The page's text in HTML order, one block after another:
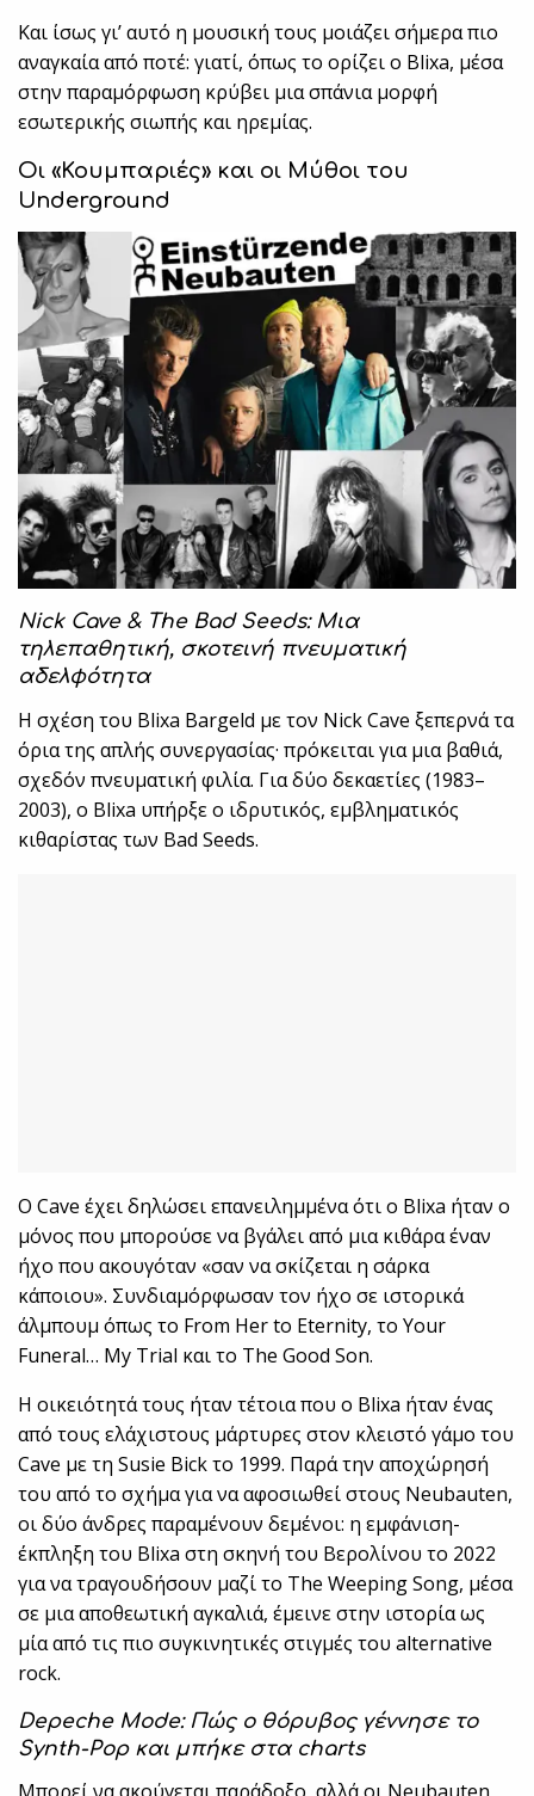
Και ίσως γι’ αυτό η μουσική τους μοιάζει σήμερα πιο
αναγκαία από ποτέ: γιατί, όπως το ορίζει ο Blixa, μέσα
στην παραμόρφωση κρύβει μια σπάνια μορφή
εσωτερικής σιωπής και ηρεμίας.
Οι «Κουμπαριές» και οι Μύθοι του
Underground
Nick Cave & The Bad Seeds: Μια
τηλεπαθητική, σκοτεινή πνευματική
αδελφότητα
Η σχέση του Blixa Bargeld με τον Nick Cave ξεπερνά τα
όρια της απλής συνεργασίας· πρόκειται για μια βαθιά,
σχεδόν πνευματική φιλία. Για δύο δεκαετίες (1983–
2003), ο Blixa υπήρξε ο ιδρυτικός, εμβληματικός
κιθαρίστας των Bad Seeds.
Ο Cave έχει δηλώσει επανειλημμένα ότι ο Blixa ήταν ο
μόνος που μπορούσε να βγάλει από μια κιθάρα έναν
ήχο που ακουγόταν «σαν να σκίζεται η σάρκα
κάποιου». Συνδιαμόρφωσαν τον ήχο σε ιστορικά
άλμπουμ όπως το From Her to Eternity, το Your
Funeral… My Trial και το The Good Son.
Η οικειότητά τους ήταν τέτοια που ο Blixa ήταν ένας
από τους ελάχιστους μάρτυρες στον κλειστό γάμο του
Cave με τη Susie Bick το 1999. Παρά την αποχώρησή
του από το σχήμα για να αφοσιωθεί στους Neubauten,
οι δύο άνδρες παραμένουν δεμένοι: η εμφάνιση-
έκπληξη του Blixa στη σκηνή του Βερολίνου το 2022
για να τραγουδήσουν μαζί το The Weeping Song, μέσα
σε μια αποθεωτική αγκαλιά, έμεινε στην ιστορία ως
μία από τις πιο συγκινητικές στιγμές του alternative
rock.
Depeche Mode: Πώς ο θόρυβος γέννησε το
Synth-Pop και μπήκε στα charts